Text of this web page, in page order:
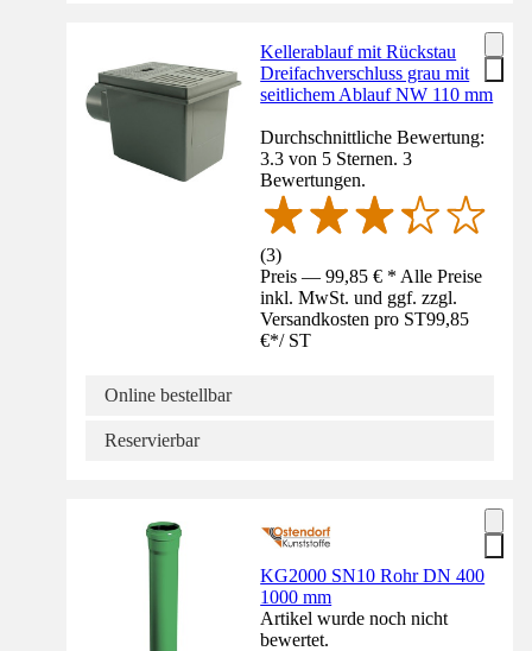
Kellerablauf mit Rückstau
Dreifachverschluss grau mit
seitlichem Ablauf NW 110 mm
Durchschnittliche Bewertung:
3.3 von 5 Sternen. 3
Bewertungen.
(3)
Preis — 99,85 € * Alle Preise
inkl. MwSt. und ggf. zzgl.
Versandkosten pro ST99,85
€*/ ST
Online bestellbar
Reservierbar
KG2000 SN10 Rohr DN 400
1000 mm
Artikel wurde noch nicht
bewertet.